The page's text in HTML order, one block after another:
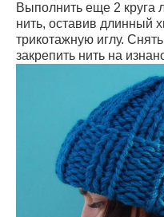
Выполнить еще 2 круга
нить, оставив длинный
трикотажную иглу.
закрепить нить на